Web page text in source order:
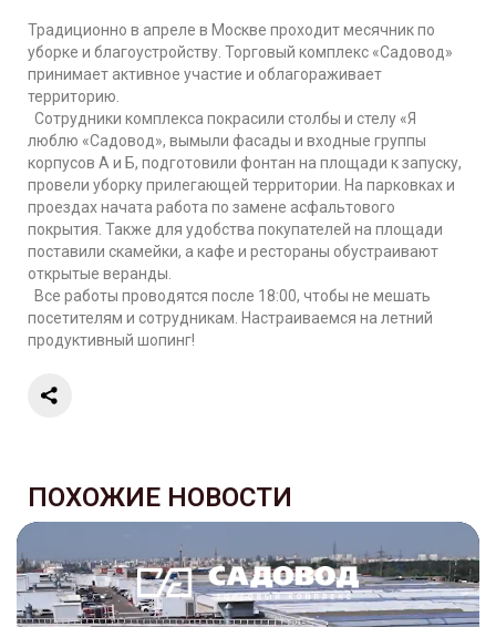
Традиционно в апреле в Москве проходит месячник по
уборке и благоустройству. Торговый комплекс «Садовод»
принимает активное участие и облагораживает
территорию.
Сотрудники комплекса покрасили столбы и стелу «Я
люблю «Садовод», вымыли фасады и входные группы
корпусов А и Б, подготовили фонтан на площади к запуску,
провели уборку прилегающей территории. На парковках и
проездах начата работа по замене асфальтового
покрытия. Также для удобства покупателей на площади
поставили скамейки, а кафе и рестораны обустраивают
открытые веранды.
Все работы проводятся после 18:00, чтобы не мешать
посетителям и сотрудникам. Настраиваемся на летний
продуктивный шопинг!
ПОХОЖИЕ НОВОСТИ